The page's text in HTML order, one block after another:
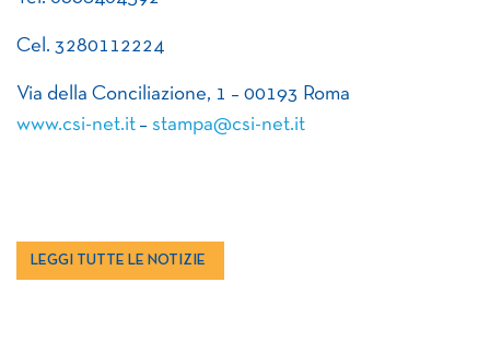
Cel. 3280112224
Via della Conciliazione, 1 – 00193 Roma
www.csi-net.it – stampa@csi-net.it
LEGGI TUTTE LE NOTIZIE